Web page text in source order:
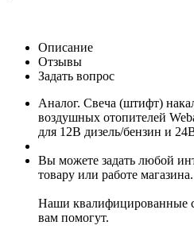
Описание
Отзывы
Задать вопрос
Аналог. Свеча (штифт)
воздушных отопителей
для 12В дизель/бензин и
Вы можете задать любой
товару или работе магазина.
Наши квалифицированные
вам помогут.